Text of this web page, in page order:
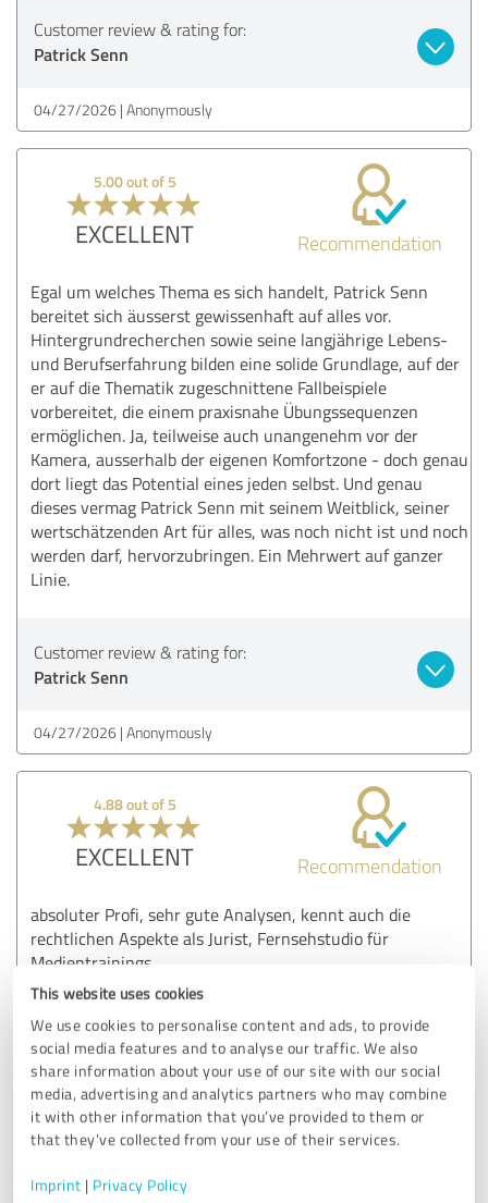
This website uses cookies
We use cookies to personalise content and ads, to provide
social media features and to analyse our traffic. We also
share information about your use of our site with our social
media, advertising and analytics partners who may combine
it with other information that you’ve provided to them or
that they’ve collected from your use of their services.
Imprint | Privacy Policy
Customer review & rating for:
Patrick Senn
04/27/2026 Anonymously
5.00 out of 5
EXCELLENT Recommendation
Egal um welches Thema es sich handelt, Patrick Senn
bereitet sich äusserst gewissenhaft auf alles vor.
Hintergrundrecherchen sowie seine langjährige Lebens-
und Berufserfahrung bilden eine solide Grundlage, auf der
er auf die Thematik zugeschnittene Fallbeispiele
vorbereitet, die einem praxisnahe Übungssequenzen
ermöglichen. Ja, teilweise auch unangenehm vor der
Kamera, ausserhalb der eigenen Komfortzone - doch genau
dort liegt das Potential eines jeden selbst. Und genau
dieses vermag Patrick Senn mit seinem Weitblick, seiner
wertschätzenden Art für alles, was noch nicht ist und noch
werden darf, hervorzubringen. Ein Mehrwert auf ganzer
Linie.
Customer review & rating for:
Patrick Senn
04/27/2026 Anonymously
4.88 out of 5
EXCELLENT Recommendation
absoluter Profi, sehr gute Analysen, kennt auch die
rechtlichen Aspekte als Jurist, Fernsehstudio für
Medientrainings
Customer review & rating for:
Patrick Senn
04/27/2026 Anonymously
5.00 out of 5